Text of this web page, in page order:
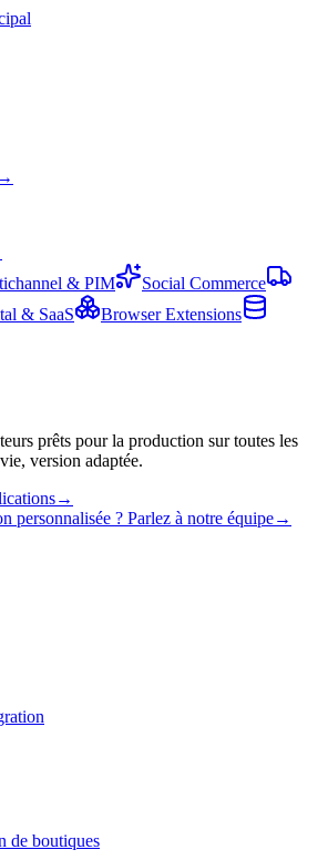
→
& PIM
Social Commerce
& SaaS
Browser Extensions
prêts pour la production sur toutes les
version adaptée.
→
personnalisée ? Parlez à notre équipe→
de boutiques